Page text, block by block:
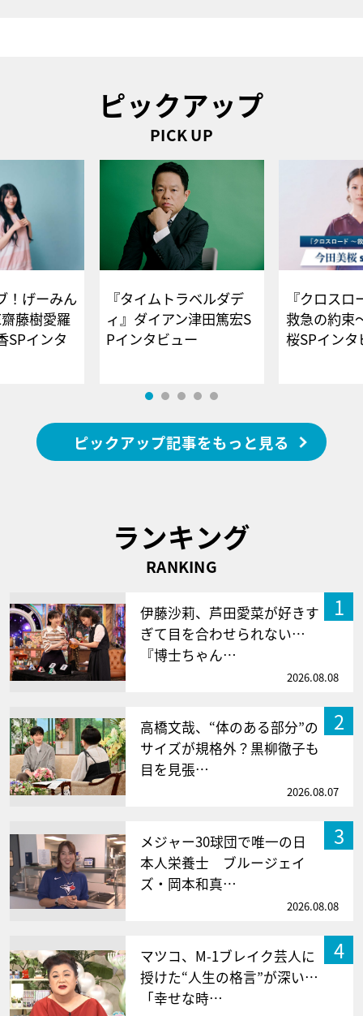
ピックアップ
PICK UP
！げーみん
藤樹愛羅
SPインタ
『タイムトラベルダデ
ィ』ダイアン津田篤宏S
Pインタビュー
『クロス
救急の約束
桜SPイ
ピックアップ記事をもっと見る
ランキング
RANKING
1
伊藤沙莉、芦田愛菜が好きす
ぎて目を合わせられない…
『博士ちゃん…
2026.08.08
2
高橋文哉、“体のある部分”の
サイズが規格外？黒柳徹子も
目を見張…
2026.08.07
3
メジャー30球団で唯一の日
本人栄養士 ブルージェイ
ズ・岡本和真…
2026.08.08
4
マツコ、M-1ブレイク芸人に
授けた“人生の格言”が深い…
「幸せな時…